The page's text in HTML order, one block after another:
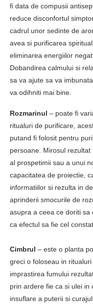
fi data de compusii
reduce disconfortul
cadrul unor sedinte de
avea si purificarea
eliminarea energiilor
Dobandirea calmului si
sa va ajute sa va
va odihniti mai bine.
Rozmarinul – poate fi
ritualuri de purificare,
putand fi folosit pentru
persoane. Mirosul
al prospetimii sau a unui
capacitatea de proiectie,
informatiilor si rezulta in
aprinderii smocurile de
asupra a ceea ce doriti sa
ca efectul sa fie cel constat.
Cimbrul – este o planta
greci o foloseau in
imprastirea fumului
prin ardere fie ca si ulei
insuflare a puterii si